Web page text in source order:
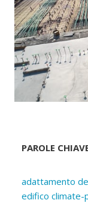
PAROLE
adattamento
edifico climate-